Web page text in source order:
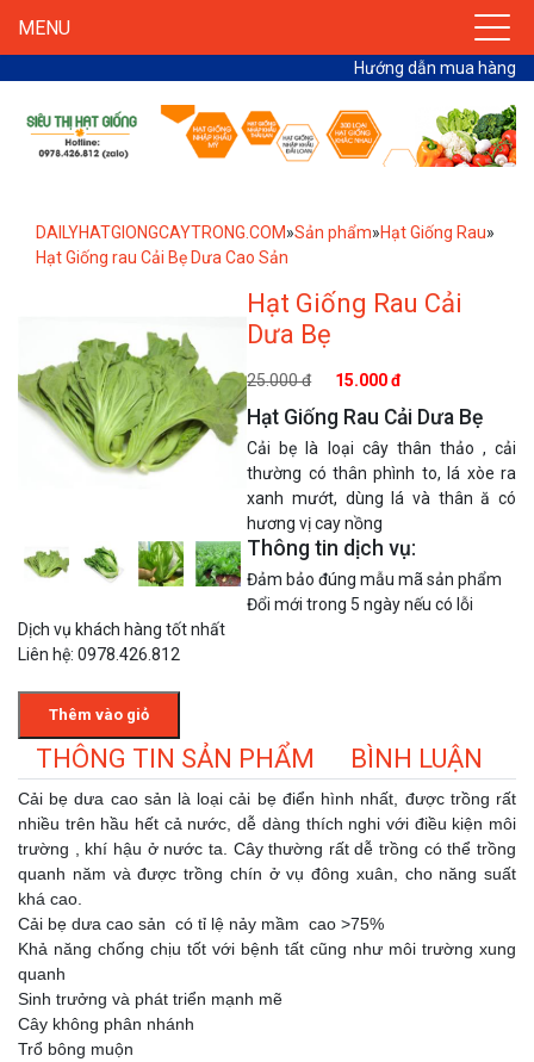
MENU
Hướng dẫn mua hàng
DAILYHATGIONGCAYTRONG.COM»Sản phẩm»Hạt Giống Rau»
Hạt Giống rau Cải Bẹ Dưa Cao Sản
Hạt Giống Rau Cải
Dưa Bẹ
25.000 đ 15.000 đ
Hạt Giống Rau Cải Dưa Bẹ
Cải bẹ là loại cây thân thảo , cải
thường có thân phình to, lá xòe ra
xanh mướt, dùng lá và thân ă có
hương vị cay nồng
Thông tin dịch vụ:
Đảm bảo đúng mẫu mã sản phẩm
Đổi mới trong 5 ngày nếu có lỗi
Dịch vụ khách hàng tốt nhất
Liên hệ: 0978.426.812
Thêm vào giỏ
THÔNG TIN SẢN PHẨM BÌNH LUẬN
Cải bẹ dưa cao sản là loại cải bẹ điển hình nhất, được trồng rất
nhiều trên hầu hết cả nước, dễ dàng thích nghi với điều kiện môi
trường , khí hậu ở nước ta. Cây thường rất dễ trồng có thể trồng
quanh năm và được trồng chín ở vụ đông xuân, cho năng suất
khá cao.
Cải bẹ dưa cao sản có tỉ lệ nảy mầm cao >75%
Khả năng chống chịu tốt với bệnh tất cũng như môi trường xung
quanh
Sinh trưởng và phát triển mạnh mẽ
Cây không phân nhánh
Trổ bông muộn